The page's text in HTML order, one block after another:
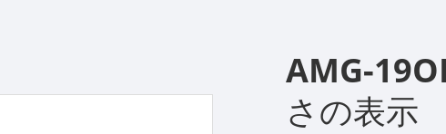
AMG-
さの表示